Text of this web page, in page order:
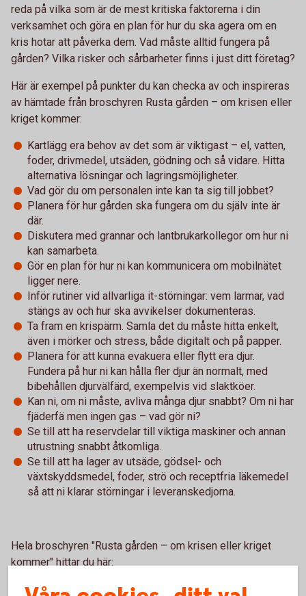
reda på vilka som är de mest kritiska faktorerna i din
verksamhet och göra en plan för hur du ska agera om en
kris hotar att påverka dem. Vad måste alltid fungera på
gården? Vilka risker och sårbarheter finns i just ditt företag?
Här är exempel på punkter du kan checka av och inspireras
av hämtade från broschyren Rusta gården – om krisen eller
kriget kommer:
Kartlägg era behov av det som är viktigast – el, vatten,
foder, drivmedel, utsäden, gödning och så vidare. Hitta
alternativa lösningar och lagringsmöjligheter.
Vad gör du om personalen inte kan ta sig till jobbet?
Planera för hur gården ska fungera om du själv inte är
där.
Diskutera med grannar och lantbrukarkollegor om hur ni
kan samarbeta.
Gör en plan för hur ni kan kommunicera om mobilnätet
ligger nere.
Inför rutiner vid allvarliga it-störningar: vem larmar, vad
stängs av och hur ska avvikelser dokumenteras.
Ta fram en krispärm. Samla det du måste hitta enkelt,
även i mörker och stress, både digitalt och på papper.
Planera för att kunna evakuera eller flytt era djur.
Fundera på hur ni kan hålla fler djur än normalt, med
bibehållen djurvälfärd, exempelvis vid slaktköer.
Kan ni, om ni måste, avliva många djur snabbt? Om ni har
fjäderfä men ingen gas – vad gör ni?
Se till att ha reservdelar till viktiga maskiner och annan
utrustning snabbt åtkomliga.
Se till att ha lager av utsäde, gödsel- och
växtskyddsmedel, foder, strö och receptfria läkemedel
så att ni klarar störningar i leveranskedjorna.
Hela broschyren "Rusta gården – om krisen eller kriget
kommer" hittar du här:
Rusta gården – om krisen eller kriget kommer